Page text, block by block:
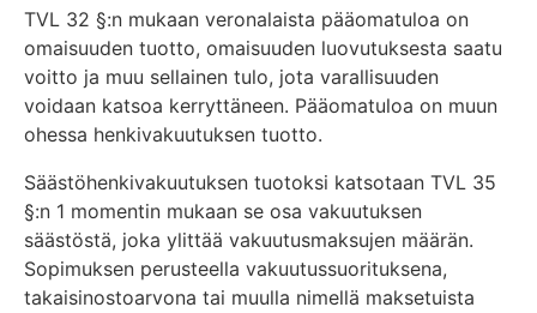
TVL 32 §:n mukaan veronalaista pääomatuloa on
omaisuuden tuotto, omaisuuden luovutuksesta saatu
voitto ja muu sellainen tulo, jota varallisuuden
voidaan katsoa kerryttäneen. Pääomatuloa on muun
ohessa henkivakuutuksen tuotto.
Säästöhenkivakuutuksen tuotoksi katsotaan TVL 35
§:n 1 momentin mukaan se osa vakuutuksen
säästöstä, joka ylittää vakuutusmaksujen määrän.
Sopimuksen perusteella vakuutussuorituksena,
takaisinostoarvona tai muulla nimellä maksetuista